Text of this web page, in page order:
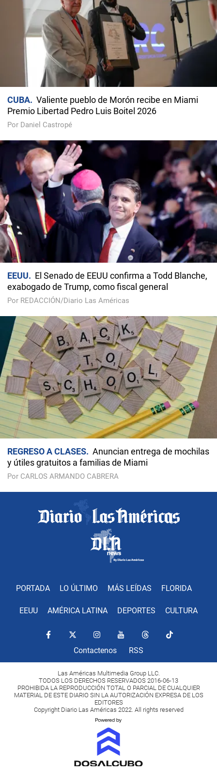
CUBA
Valiente pueblo de Morón recibe en Miami
Premio Libertad Pedro Luis Boitel 2026
Por Daniel Castropé
EEUU
El Senado de EEUU confirma a Todd Blanche,
exabogado de Trump, como fiscal general
Por REDACCIÓN/Diario Las Américas
REGRESO A CLASES
Anuncian entrega de mochilas
y útiles gratuitos a familias de Miami
Por CARLOS ARMANDO CABRERA
PORTADA LO ÚLTIMO MÁS LEÍDAS FLORIDA
EEUU AMÉRICA LATINA DEPORTES CULTURA
Contactenos RSS
Las Américas Multimedia Group LLC.
TODOS LOS DERECHOS RESERVADOS 2016-06-13
PROHIBIDA LA REPRODUCCIÓN TOTAL O PARCIAL DE CUALQUIER
MATERIAL DE ESTE DIARIO SIN LA AUTORIZACIÓN EXPRESA DE LOS
EDITORES
Copyright Diario Las Américas 2022. All rights reserved